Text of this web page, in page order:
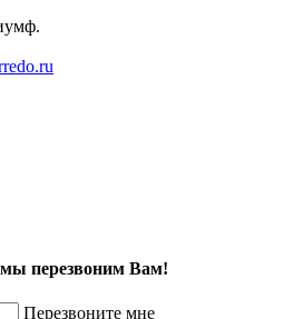
перезвоним Вам!
Перезвоните мне